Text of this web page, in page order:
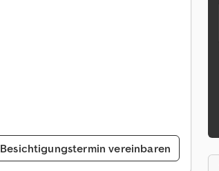
Besichtigungstermin vereinbaren